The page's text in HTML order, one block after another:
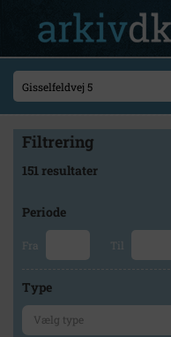
Filtrering
151 resultater
Periode
Fra Til
Type